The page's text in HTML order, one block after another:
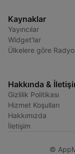
Kaynaklar
Yayıncılar
Widget'lar
Ülkelere göre
Hakkında &
Gizlilik Politikası
Hizmet Koşulları
Hakkımızda
İletişim
©